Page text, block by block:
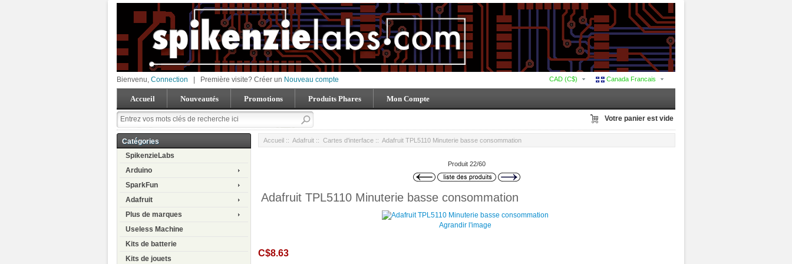
Canada Francais
CAD (C$)
Bienvenu, Connection Première visite? Créer un Nouveau compte
Accueil Nouveautés Promotions Produits Phares Mon Compte
Votre panier est vide
Catégories
SpikenzieLabs
Arduino
SparkFun
Adafruit
Plus de marques
Useless Machine
Kits de batterie
Kits de jouets
Accueil :: Adafruit :: Cartes d'interface :: Adafruit TPL5110 Minuterie basse consommation
Produit 22/60
Adafruit TPL5110 Minuterie basse consommation
Agrandir l'image
C$8.63